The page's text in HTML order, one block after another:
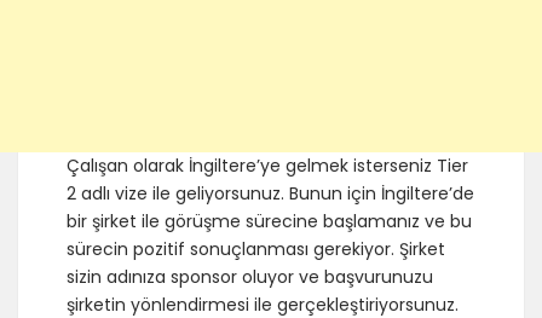
Çalışan olarak İngiltere’ye gelmek isterseniz Tier
2 adlı vize ile geliyorsunuz. Bunun için İngiltere’de
bir şirket ile görüşme sürecine başlamanız ve bu
sürecin pozitif sonuçlanması gerekiyor. Şirket
sizin adınıza sponsor oluyor ve başvurunuzu
şirketin yönlendirmesi ile gerçekleştiriyorsunuz.